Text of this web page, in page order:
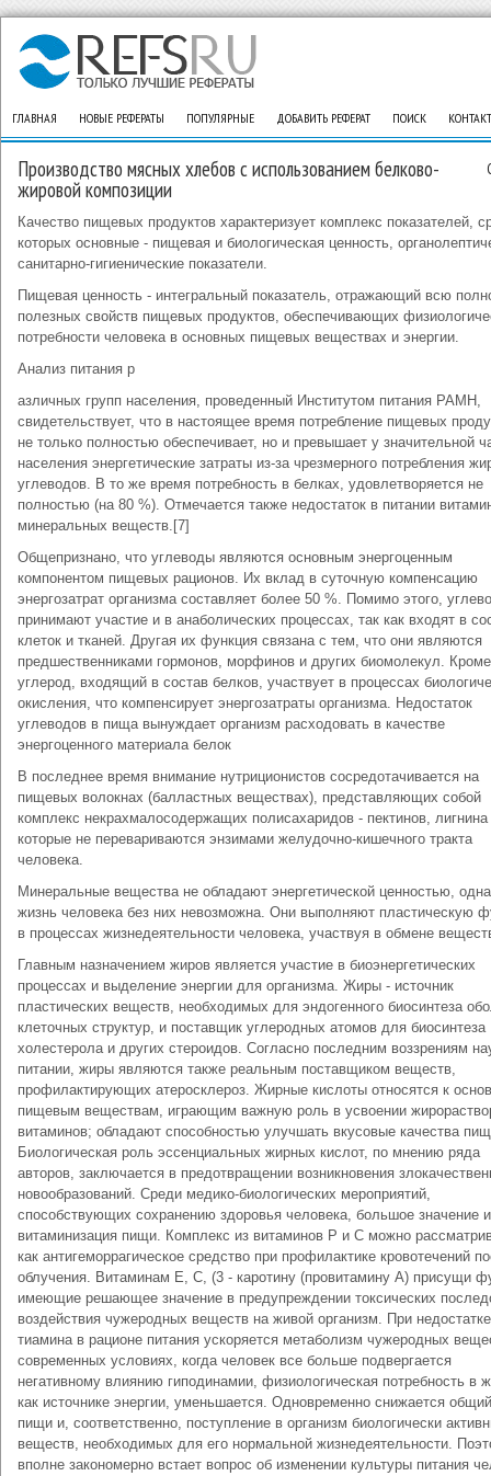
ГЛАВНАЯ НОВЫЕ РЕФЕРАТЫ ПОПУЛЯРНЫЕ ДОБАВИТЬ РЕФЕРАТ ПОИСК
Производство мясных хлебов с использованием белково-
жировой композиции
Качество пищевых продуктов характеризует комплекс показателей,
которых основные - пищевая и биологическая ценность,
санитарно-гигиенические показатели.
Пищевая ценность - интегральный показатель, отражающий всю
полезных свойств пищевых продуктов, обеспечивающих
потребности человека в основных пищевых веществах и энергии.
Анализ питания р
азличных групп населения, проведенный Институтом питания РАМН,
свидетельствует, что в настоящее время потребление пищевых
не только полностью обеспечивает, но и превышает у значительной
населения энергетические затраты из-за чрезмерного потребления
углеводов. В то же время потребность в белках, удовлетворяется не
полностью (на 80 %). Отмечается также недостаток в питании
минеральных веществ.[7]
Общепризнано, что углеводы являются основным энергоценным
компонентом пищевых рационов. Их вклад в суточную компенсацию
энергозатрат организма составляет более 50 %. Помимо этого,
принимают участие и в анаболических процессах, так как входят в
клеток и тканей. Другая их функция связана с тем, что они являются
предшественниками гормонов, морфинов и других биомолекул. Кроме
углерод, входящий в состав белков, участвует в процессах
окисления, что компенсирует энергозатраты организма. Недостаток
углеводов в пища вынуждает организм расходовать в качестве
энергоценного материала белок
В последнее время внимание нутриционистов сосредотачивается на
пищевых волокнах (балластных веществах), представляющих собой
комплекс некрахмалосодержащих полисахаридов - пектинов,
которые не перевариваются энзимами желудочно-кишечного тракта
человека.
Минеральные вещества не обладают энергетической ценностью,
жизнь человека без них невозможна. Они выполняют пластическую
в процессах жизнедеятельности человека, участвуя в обмене
Главным назначением жиров является участие в биоэнергетических
процессах и выделение энергии для организма. Жиры - источник
пластических веществ, необходимых для эндогенного биосинтеза
клеточных структур, и поставщик углеродных атомов для биосинтеза
холестерола и других стероидов. Согласно последним воззрениям
питании, жиры являются также реальным поставщиком веществ,
профилактирующих атеросклероз. Жирные кислоты относятся к
пищевым веществам, играющим важную роль в усвоении
витаминов; обладают способностью улучшать вкусовые качества
Биологическая роль эссенциальных жирных кислот, по мнению ряда
авторов, заключается в предотвращении возникновения
новообразований. Среди медико-биологических мероприятий,
способствующих сохранению здоровья человека, большое значение
витаминизация пищи. Комплекс из витаминов Р и С можно
как антигеморрагическое средство при профилактике кровотечений
облучения. Витаминам Е, С, (3 - каротину (провитамину А) присущи
имеющие решающее значение в предупреждении токсических
воздействия чужеродных веществ на живой организм. При недостатке
тиамина в рационе питания ускоряется метаболизм чужеродных
современных условиях, когда человек все больше подвергается
негативному влиянию гиподинамии, физиологическая потребность в
как источнике энергии, уменьшается. Одновременно снижается
пищи и, соответственно, поступление в организм биологически
веществ, необходимых для его нормальной жизнедеятельности.
вполне закономерно встает вопрос об изменении культуры питания